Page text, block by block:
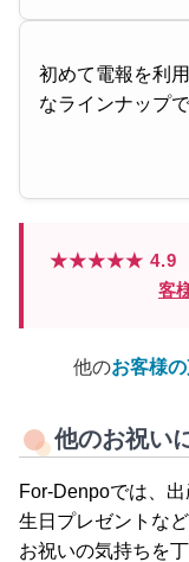
初めて電報を利
なラインナップ
★★★★★ 4.9
客
他のお客様
他のお祝い
For-Denpoでは、
生日プレゼントな
お祝いの気持ちを